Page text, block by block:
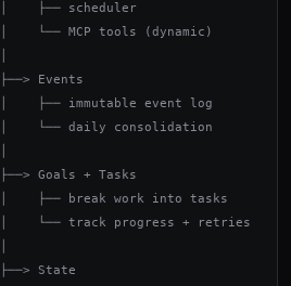
├── scheduler
└── MCP tools (dynamic)
Events
├── immutable event log
└── daily consolidation
Goals + Tasks
├── break work into tasks
└── track progress + retries
State